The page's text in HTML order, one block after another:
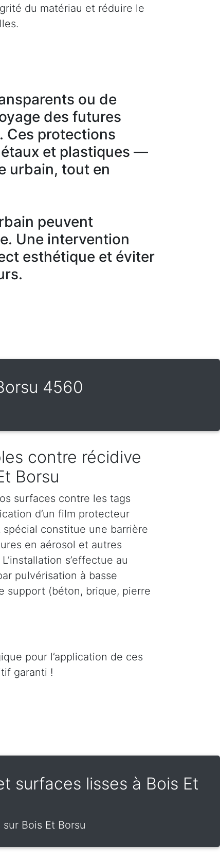
du matériau et réduire le
ou de
des futures
Ces protections
et plastiques —
urbain, tout en
peuvent
Une intervention
esthétique et éviter
4560
contre récidive
Borsu
surfaces contre les tags
d’un film protecteur
constitue une barrière
en aérosol et autres
s’effectue au
pulvérisation à basse
support (béton, brique, pierre
pour l’application de ces
garanti !
surfaces lisses à Bois Et
Bois Et Borsu